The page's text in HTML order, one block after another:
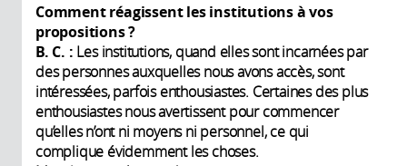
Comment réagissent les institutions à vos
propositions ?
B. C. : Les institutions, quand elles sont incarnées par
des personnes auxquelles nous avons accès, sont
intéressées, parfois enthousiastes. Certaines des plus
enthousiastes nous avertissent pour commencer
qu’elles n’ont ni moyens ni personnel, ce qui
complique évidemment les choses.